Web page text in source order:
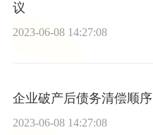
议
2023-06-08 14:27:08
企业破产后债务清偿顺序
2023-06-08 14:27:08